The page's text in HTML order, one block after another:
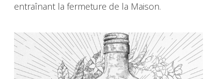
entraînant la fermeture de la Maison.